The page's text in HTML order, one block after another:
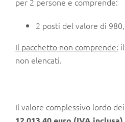
2 posti del valore di
Il pacchetto non comprende:
non elencati.
Il valore complessivo lordo